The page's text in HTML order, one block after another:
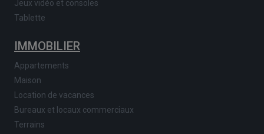
Jeux vidéo et consoles
Tablette
IMMOBILIER
Appartements
Maison
Location de vacances
Bureaux et locaux commerciaux
Terrains